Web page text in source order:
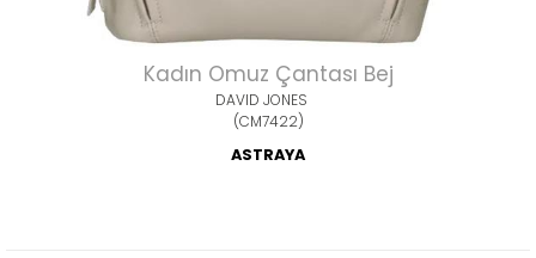
Kadın Omuz Çantası Bej
DAVID JONES
(CM7422)
ASTRAYA